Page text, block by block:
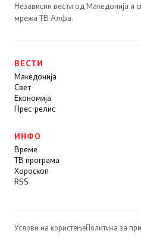
Независни вести од Македонија и
мрежа ТВ Алфа.
ВЕСТИ
Македонија
Свет
Економија
Прес-релис
ИНФО
Време
ТВ програма
Хороскоп
RSS
Услови на користењеПолитика за